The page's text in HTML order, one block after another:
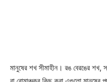
মানুষের শখ সীমাহীন। রঙ বেরঙের শখ,